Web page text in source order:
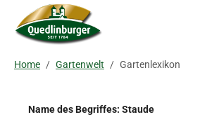
Skip to main navigation
Zum Hauptinhalt springen
Skip to page footer
Home Gartenwelt Gartenlexikon
Name des Begriffes: Staude